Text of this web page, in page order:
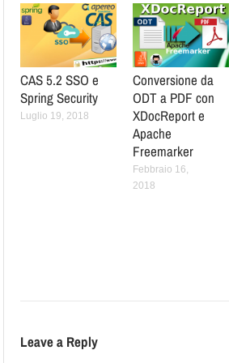
		<property name="autoStartup"
value="false"/>
	</bean>
	<!-- QUARTZ SCHEDULER (Start Job) -->
	<bean id="jobConsumerStart"
		<property name="targetObject"
ref="consumer" />
		<property
CAS 5.2 SSO e
Spring Security
Luglio 19, 2018
Conversione da
ODT a PDF con
XDocReport e
Apache
Freemarker
Febbraio 16,
2018
Leave a Reply